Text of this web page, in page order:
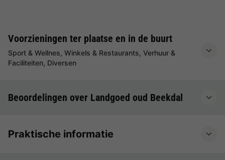
Voorzieningen ter plaatse en in de buurt
Sport & Wellnes, Winkels & Restaurants, Verhuur &
Faciliteiten, Diversen
Beoordelingen over Landgoed oud Beekdal
Praktische informatie